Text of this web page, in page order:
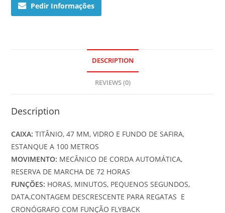
Pedir Informações
DESCRIPTION
REVIEWS (0)
Description
CAIXA: TITÂNIO, 47 MM, VIDRO E FUNDO DE SAFIRA,
ESTANQUE A 100 METROS
MOVIMENTO: MECÂNICO DE CORDA AUTOMÁTICA,
RESERVA DE MARCHA DE 72 HORAS
FUNÇÕES: HORAS, MINUTOS, PEQUENOS SEGUNDOS,
DATA,CONTAGEM DESCRESCENTE PARA REGATAS E
CRONÓGRAFO COM FUNÇÃO FLYBACK